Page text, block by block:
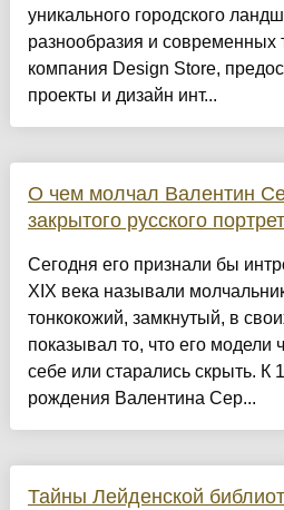
уникального городского
разнообразия и современных
компания Design Store,
проекты и дизайн инт...
О чем молчал Валентин
закрытого русского
Сегодня его признали бы
XIX века называли
тонкокожий, замкнутый, в
показывал то, что его модели
себе или старались скрыть. К
рождения Валентина Сер...
Тайны Лейденской